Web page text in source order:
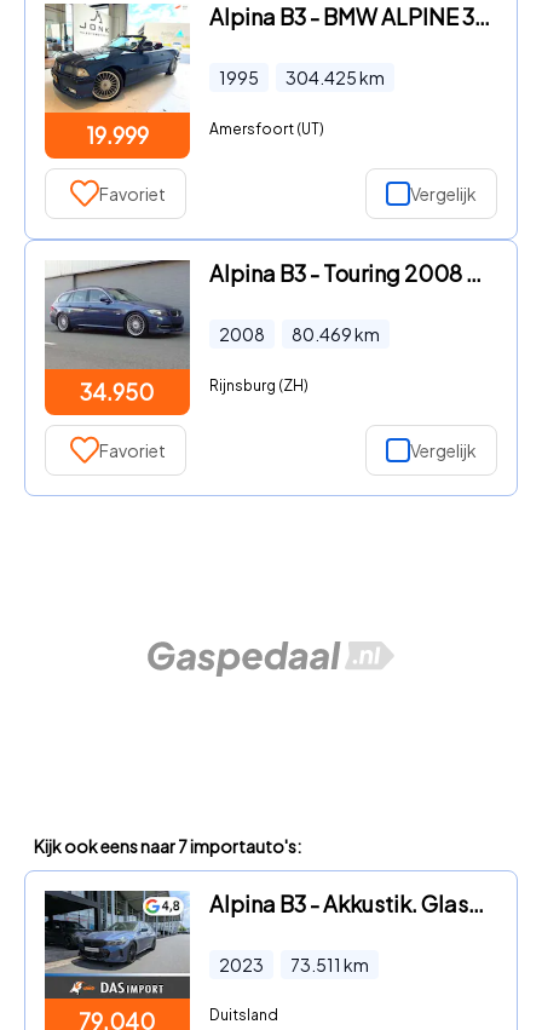
19.999
Alpina B3 - BMW ALPINE 30 CABRIOLET ORGINEEL APK Nieuw dak
1995 304.425km
Amersfoort (UT)
Favoriet Vergelijk
34.950
Alpina B3 - Touring 2008 E91 Collector’s Item! (BTW AUTO)
2008 80.469km
Rijnsburg (ZH)
Favoriet Vergelijk
Kijk ook eens naar 7 importauto's:
79.040
Alpina B3 - Akkustik. Glasdach. Park Ass.
2023 73.511 km
Duitsland